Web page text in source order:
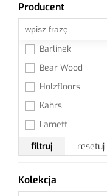
Producent
Barlinek
Bear Wood
Holzfloors
Kahrs
Lamett
filtruj
resetuj
Kolekcja